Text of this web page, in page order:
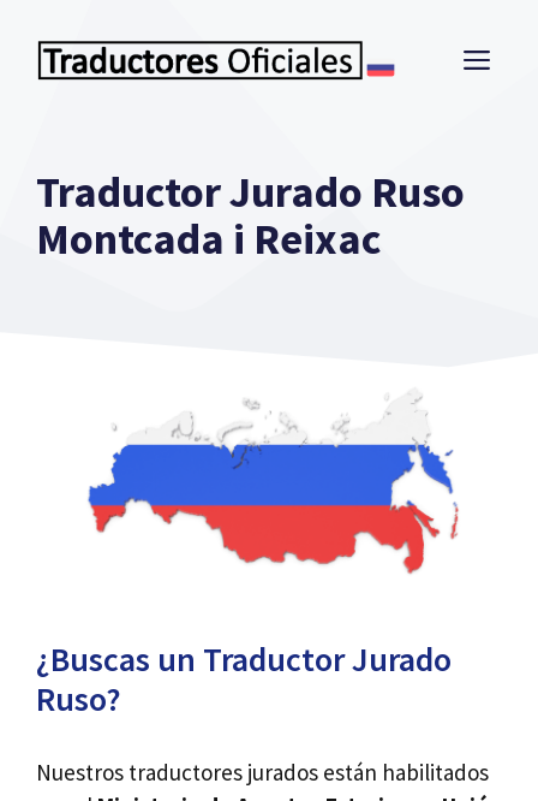
contenido
Traductor Jurado Ruso
Montcada i Reixac
¿Buscas un Traductor Jurado
Ruso?
Nuestros traductores jurados están habilitados